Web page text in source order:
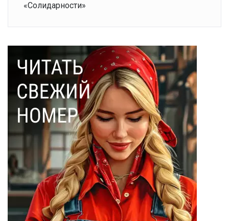
«Солидарности»